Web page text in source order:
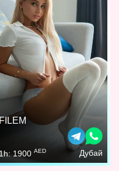
1900 AED Дубай